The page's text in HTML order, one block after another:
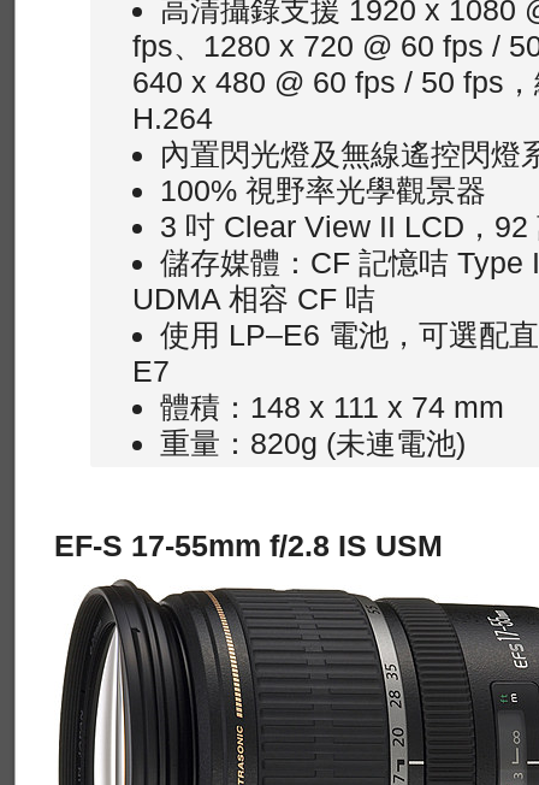
高清攝錄支援 1920 x 1080
fps、1280 x 720 @ 60 fps /
640 x 480 @ 60 fps / 50 fps
H.264
內置閃光燈及無線遙控閃燈
100% 視野率光學觀景器
3 吋 Clear View II LCD，92
儲存媒體：CF 記憶咭 Type
UDMA 相容 CF 咭
使用 LP–E6 電池，可選配
E7
體積：148 x 111 x 74 mm
重量：820g (未連電池)
EF-S 17-55mm f/2.8 IS USM